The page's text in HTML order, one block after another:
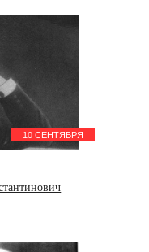
10 СЕНТЯБРЯ